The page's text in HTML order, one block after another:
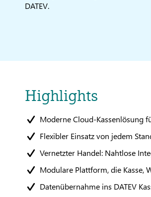
DATEV.
Highlights
Moderne Cloud-Kassenlösung
Flexibler Einsatz von jedem
Vernetzter Handel: Nahtlose
Modulare Plattform, die Kasse,
Datenübernahme ins DATEV